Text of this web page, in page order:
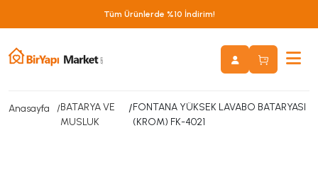
Tüm Ürünlerde %10 İndirim!
Anasayfa
BATARYA VE
MUSLUK
/FONTANA YÜKSEK LAVABO BATARYASI
(KROM) FK-4021